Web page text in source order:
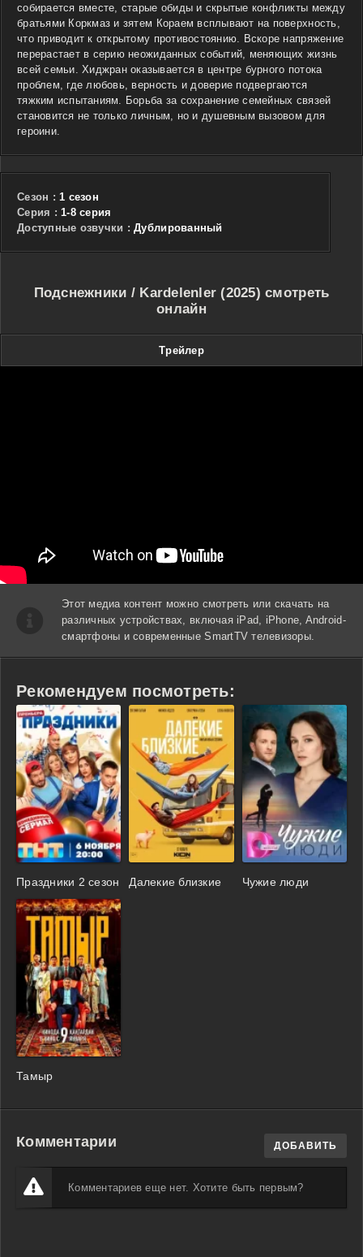
собирается вместе, старые обиды и скрытые конфликты между
братьями Коркмаз и зятем Кораем всплывают на поверхность,
что приводит к открытому противостоянию. Вскоре напряжение
перерастает в серию неожиданных событий, меняющих жизнь
всей семьи. Хиджран оказывается в центре бурного потока
проблем, где любовь, верность и доверие подвергаются
тяжким испытаниям. Борьба за сохранение семейных связей
становится не только личным, но и душевным вызовом для
героини.
Сезон : 1 сезон
Cерия : 1-8 серия
Доступные озвучки : Дублированный
Подснежники / Kardelenler (2025) смотреть
онлайн
Трейлер
Этот медиа контент можно смотреть или скачать на
различных устройствах, включая iPad, iPhone, Android-
смартфоны и современные SmartTV телевизоры.
Рекомендуем посмотреть:
Праздники 2 сезон Далекие близкие Чужие люди
Тамыр
Комментарии ДОБАВИТЬ
Комментариев еще нет. Хотите быть первым?